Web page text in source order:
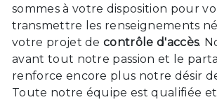
sommes à votre disposition pour
transmettre les renseignements
votre projet decontrôle d'accès.
avant tout notre passion et le
renforce encore plus notre désir
Toute notre équipe est qualifiée